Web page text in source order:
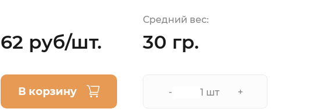
62 руб/шт.
Средний вес:
30 гр.
В корзину - шт +